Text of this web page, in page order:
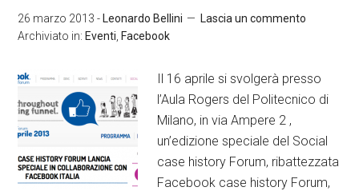
26 marzo 2013 - Leonardo Bellini
Lascia un commento
Archiviato in: Eventi Facebook
Il 16 aprile si svolgerà presso
l’Aula Rogers del Politecnico di
Milano, in via Ampere 2 ,
un’edizione speciale del Social
case history Forum, ribattezzata
Facebook case history Forum,